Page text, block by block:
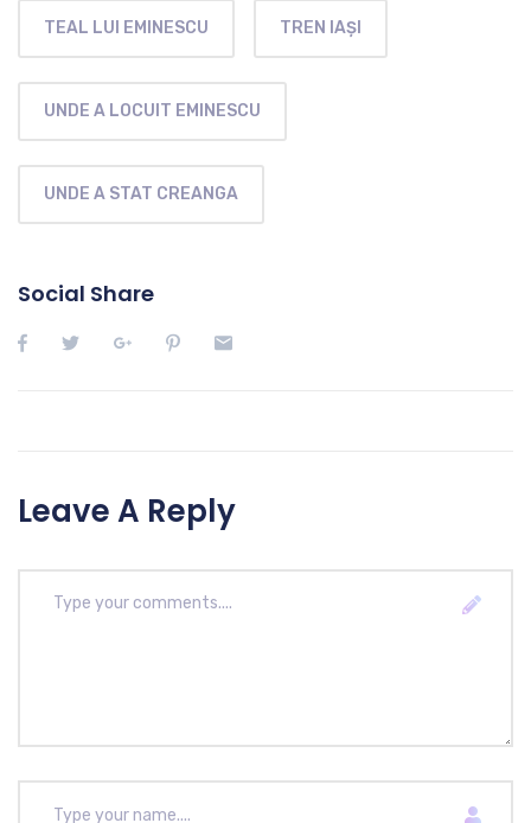
TEAL LUI EMINESCU TREN IAȘI
UNDE A LOCUIT EMINESCU
UNDE A STAT CREANGA
Social Share
Leave A Reply